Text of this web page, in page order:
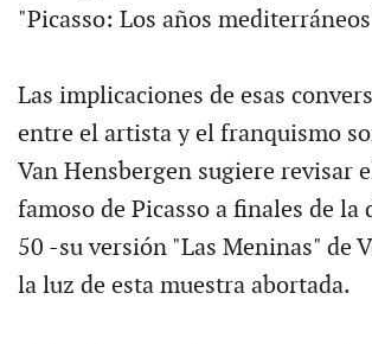
"Picasso: Los años
Las implicaciones de esas
entre el artista y el franquismo
Van Hensbergen sugiere revisar
famoso de Picasso a finales de la
50 -su versión "Las Meninas" de
la luz de esta muestra abortada.